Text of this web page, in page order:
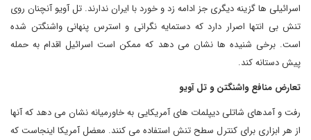
اسرائیلی ها گزینه دیگری جز ادامه زد و خورد با ایران ندارند. تل آویو آنچنان روی
تنش بی انتها اصرار دارد که دستمایه نگرانی و استرس پنهانی واشنگتن شده
است. برخی شنیده ها نشان می دهد که ممکن است اسرائیل اقدام به حمله
پیش دستانه کند.
تعارض منافع واشنگتن و تل آویو
رفت و آمدهای شاتلی دیپلمات های آمریکایی به خاورمیانه نشان می دهد که آنها
از هر ابزاری برای کنترل سطح تنش استفاده می کنند. معضل آمریکا اینجاست که